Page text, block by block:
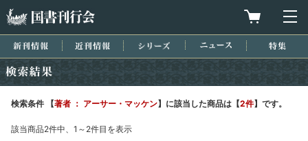
買物カゴを
新刊情報 近刊情報 シリーズ ニュース
検索条件 【著者 ： アーサー・マッケン】に該当した商品は【2件】です。
該当商品2件中、1～2件目を表示